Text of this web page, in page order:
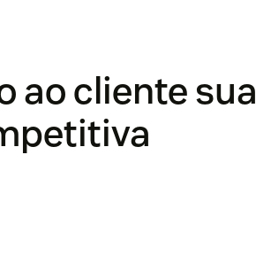
ao cliente sua